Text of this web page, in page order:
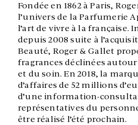
Fondée en 1862 à Paris,
l’univers de la Parfumerie
l’art de vivre à la française.
depuis 2008 suite à
Beauté, Roger & Gallet
fragrances déclinées
et du soin. En 2018, la
d’affaires de 52 millions
d’une information-
représentatives du
être réalisé l’été prochain.